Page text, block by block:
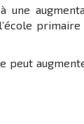
une
peut